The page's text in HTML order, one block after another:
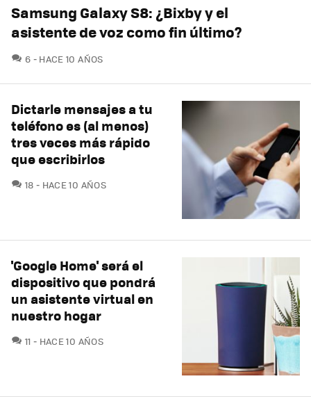
Samsung Galaxy S8: ¿Bixby y el
asistente de voz como fin último?
6 COMENTARIOS
HACE 10 AÑOS
Dictarle mensajes a tu
teléfono es (al menos)
tres veces más rápido
que escribirlos
18 COMENTARIOS
HACE 10 AÑOS
'Google Home' será el
dispositivo que pondrá
un asistente virtual en
nuestro hogar
11 COMENTARIOS
HACE 10 AÑOS